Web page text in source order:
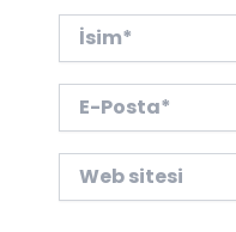
İsim*
Posta*
sitesi